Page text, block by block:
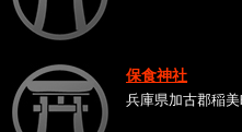
保食神社
兵庫県加古郡稲